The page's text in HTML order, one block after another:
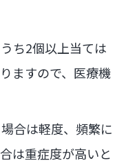
ち2個以上当ては
ますので、医療機
合は軽度、頻繁に
は重症度が高いと